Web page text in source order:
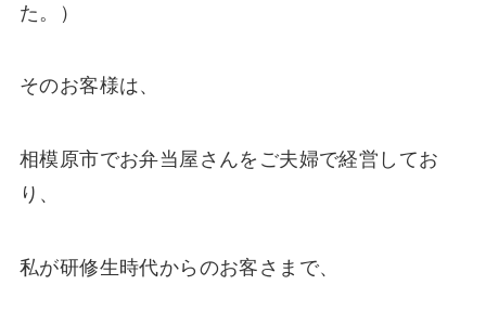
た。）
そのお客様は、
相模原市でお弁当屋さんをご夫婦で経営してお
り、
私が研修生時代からのお客さまで、